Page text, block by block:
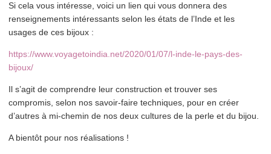
Si cela vous intéresse, voici un lien qui vous donnera des
renseignements intéressants selon les états de l’Inde et les
usages de ces bijoux :
https://www.voyagetoindia.net/2020/01/07/l-inde-le-pays-des-
bijoux/
Il s’agit de comprendre leur construction et trouver ses
compromis, selon nos savoir-faire techniques, pour en créer
d’autres à mi-chemin de nos deux cultures de la perle et du bijou.
A bientôt pour nos réalisations !